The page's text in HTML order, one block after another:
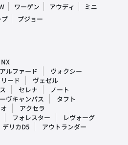
ワーゲン アウディ
ミニ
プジョー
NX
アルファード
ヴォクシー
ード
ヴェゼル
セレナ
ノート
ヴキャンパス
タフト
アクセラ
フォレスター
レヴォーグ
デリカD5 アウトランダー